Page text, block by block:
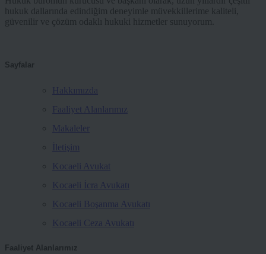
hukuk dallarında edindiğim deneyimle müvekkillerime kaliteli,
güvenilir ve çözüm odaklı hukuki hizmetler sunuyorum.
Sayfalar
Hakkımızda
Faaliyet Alanlarımız
Makaleler
İletişim
Kocaeli Avukat
Kocaeli İcra Avukatı
Kocaeli Boşanma Avukatı
Kocaeli Ceza Avukatı
Faaliyet Alanlarımız